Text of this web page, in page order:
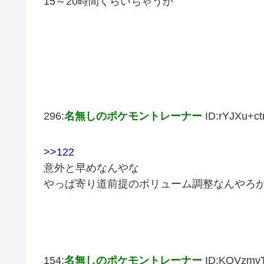
296:名無しのポケモントレーナー
>>122
意外と早めなんやな
やっぱ寄り道前提のボリューム調整なんやろ
154:名無しのポケモントレーナー